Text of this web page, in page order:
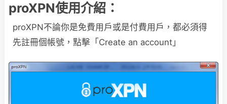
proXPN使用介紹：
proXPN不論你是免費用戶或是付費用戶，都必須得
先註冊個帳號，點擊「Create an account」